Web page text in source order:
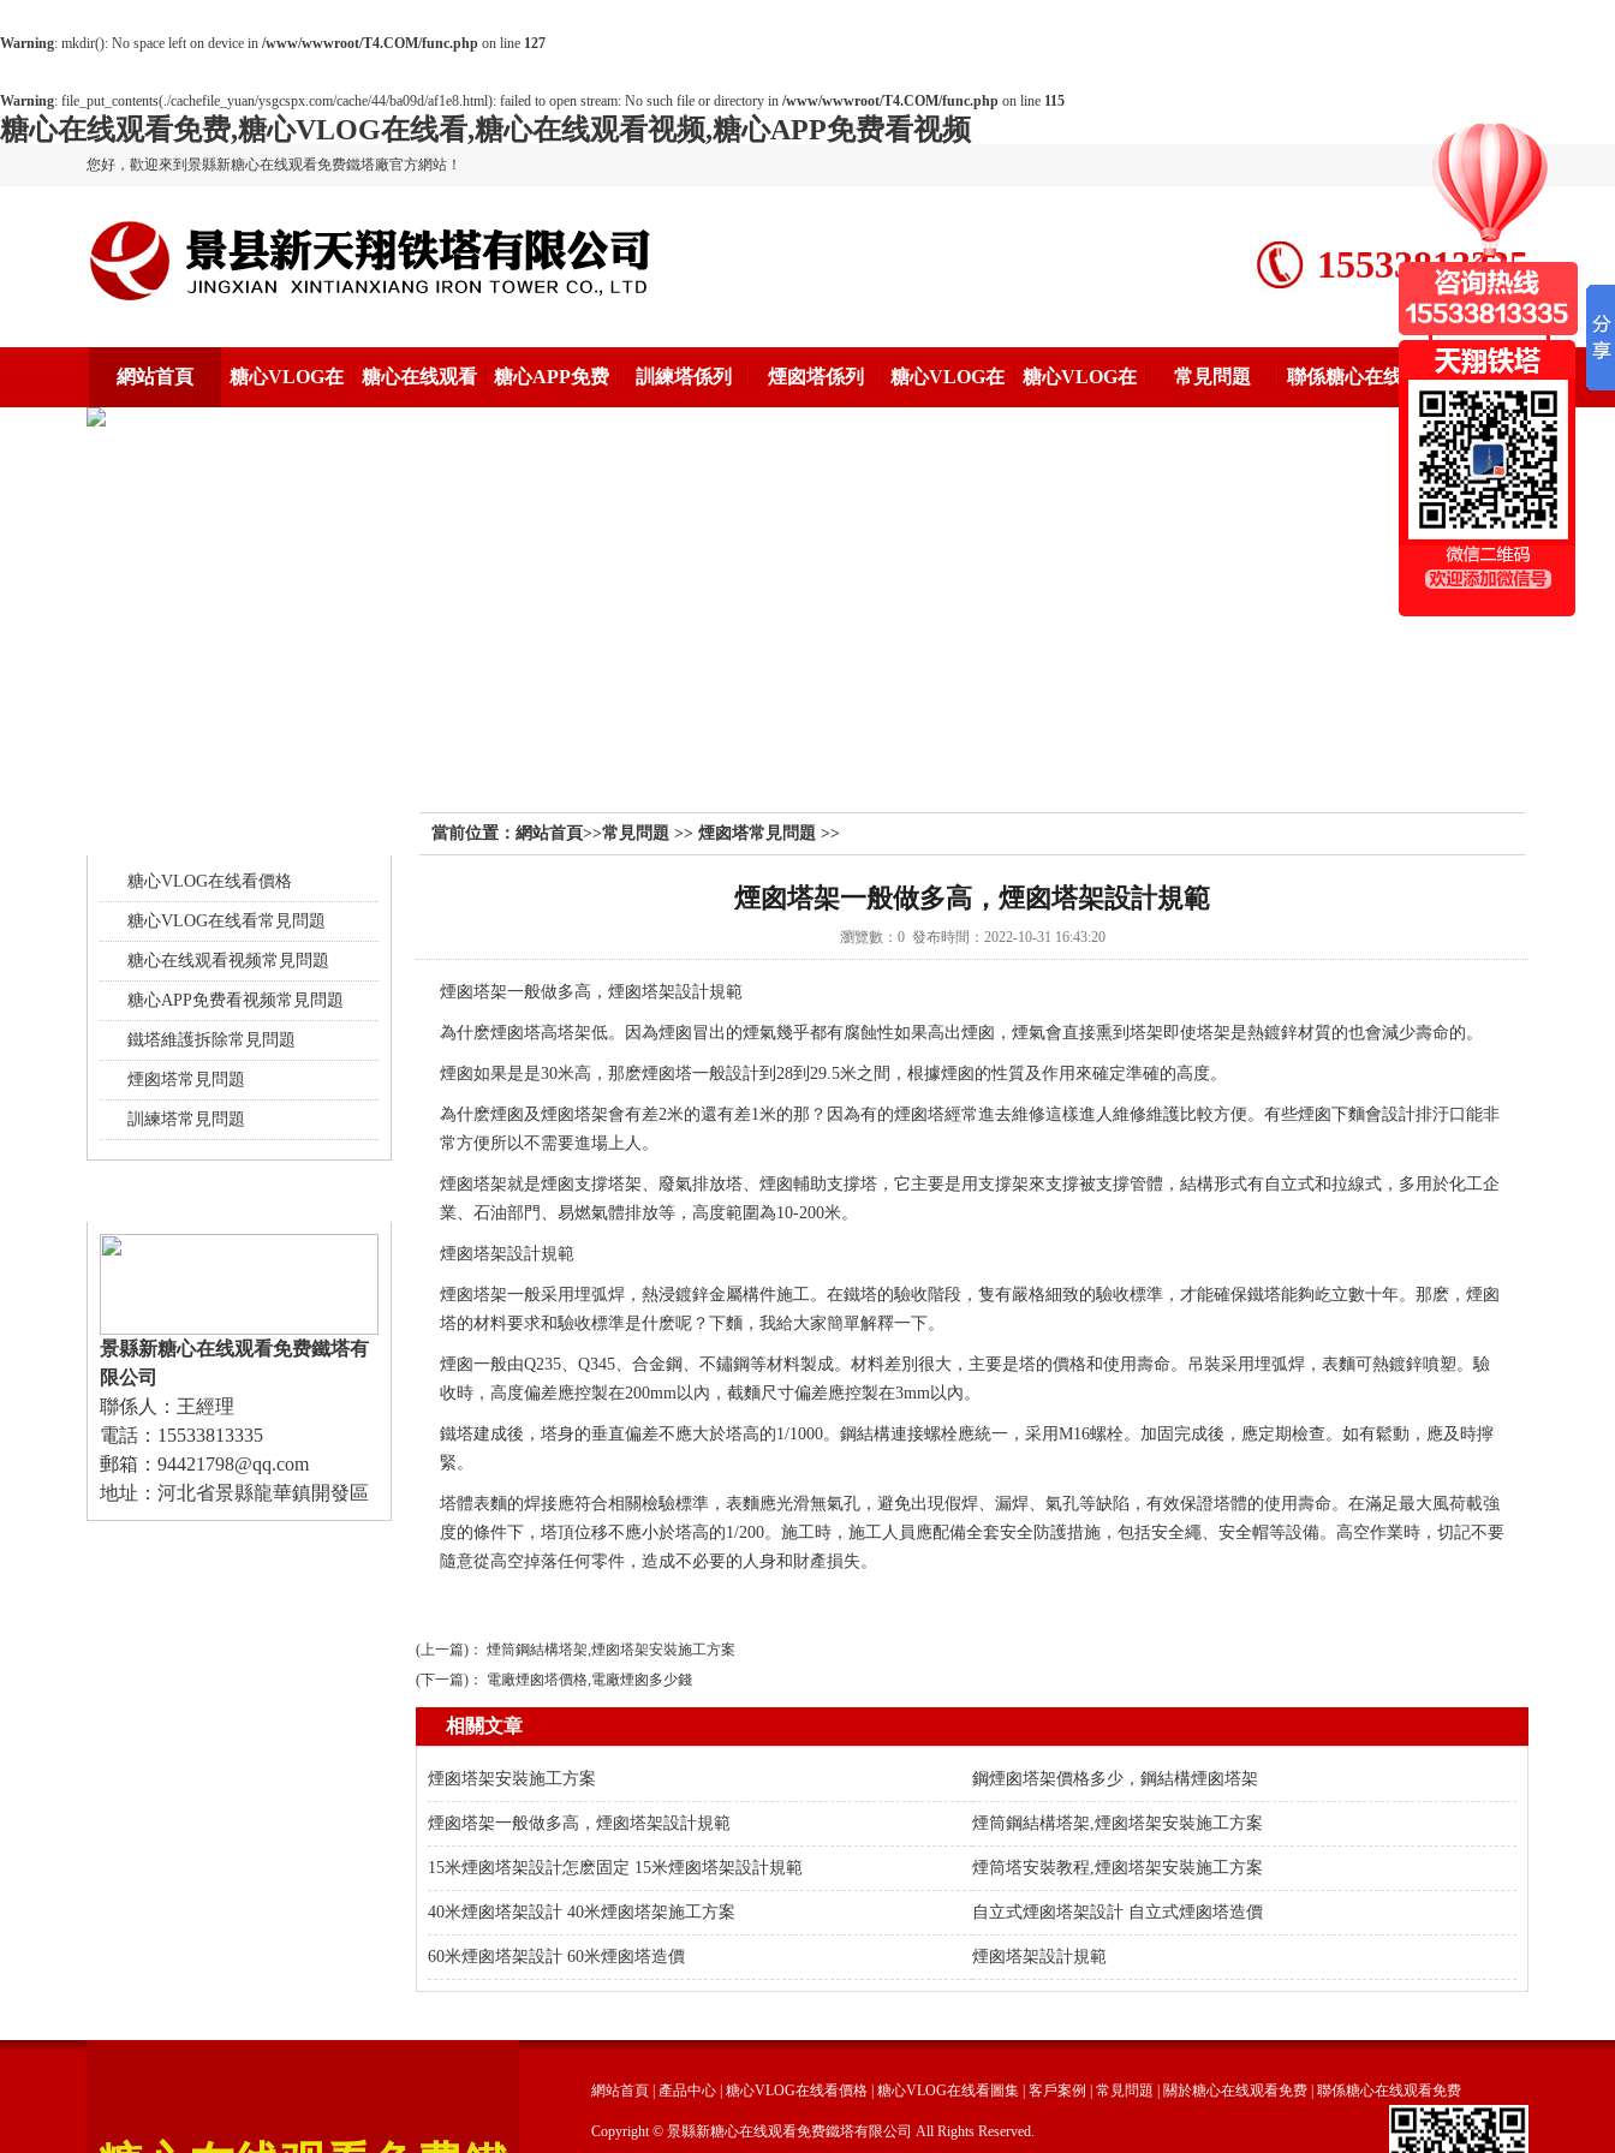
Warning: mkdir(): No space left on device in /www/wwwroot/T4.COM/func.php on line 127
Warning: file_put_contents(./cachefile_yuan/ysgcspx.com/cache/44/ba09d/af1e8.html): failed to open stream: No such file or directory in /www/wwwroot/T4.COM/func.php on line 115
糖心在线观看免费,糖心VLOG在线看,糖心在线观看视频,糖心APP免费看视频
您好，歡迎來到景縣新糖心在线观看免费鐵塔廠官方網站！ 網站地圖
15533813335
網站首頁 糖心VLOG在 糖心在线观看 糖心APP免费 訓練塔係列 煙囪塔係列 糖心VLOG在 糖心VLOG在 常見問題 聯係糖心在线
糖心VLOG在线看價格
糖心VLOG在线看常見問題
糖心在线观看视频常見問題
糖心APP免费看视频常見問題
鐵塔維護拆除常見問題
煙囪塔常見問題
訓練塔常見問題
景縣新糖心在线观看免费鐵塔有
限公司
聯係人：王經理
電話：15533813335
郵箱：94421798@qq.com
地址：河北省景縣龍華鎮開發區
當前位置： 網站首頁>>常見問題 >> 煙囪塔常見問題 >>
煙囪塔架一般做多高，煙囪塔架設計規範
瀏覽數： 0發布時間：2022-10-31 16:43:20
煙囪塔架一般做多高， 煙囪塔架設計規範
為什麽煙囪塔高塔架低。因為煙囪冒出的煙氣幾乎都有腐蝕性如果高出煙囪，煙氣會直接熏到塔架即使塔架是熱鍍鋅材質的也會減少壽命的。
煙囪如果是是30米高，那麽煙囪塔一般設計到28到29.5米之間，根據煙囪的性質及作用來確定準確的高度。
為什麽煙囪及煙囪塔架會有差2米的還有差1米的那？因為有的煙囪塔經常進去維修這樣進人維修維護比較方便。有些煙囪下麵會設計排汙口能非
常方便所以不需要進場上人。
煙囪塔架就是煙囪支撐塔架、廢氣排放塔、煙囪輔助支撐塔，它主要是用支撐架來支撐被支撐管體，結構形式有自立式和拉線式，多用於化工企
業、石油部門、易燃氣體排放等，高度範圍為10-200米。
煙囪塔架設計規範
煙囪塔架一般采用埋弧焊，熱浸鍍鋅金屬構件施工。在鐵塔的驗收階段，隻有嚴格細致的驗收標準，才能確保鐵塔能夠屹立數十年。那麽，煙囪
塔的材料要求和驗收標準是什麽呢？下麵，我給大家簡單解釋一下。
煙囪一般由Q235、Q345、合金鋼、不鏽鋼等材料製成。材料差別很大，主要是塔的價格和使用壽命。吊裝采用埋弧焊，表麵可熱鍍鋅噴塑。驗
收時，高度偏差應控製在200mm以內，截麵尺寸偏差應控製在3mm以內。
鐵塔建成後，塔身的垂直偏差不應大於塔高的1/1000。鋼結構連接螺栓應統一，采用M16螺栓。加固完成後，應定期檢查。如有鬆動，應及時擰
緊。
塔體表麵的焊接應符合相關檢驗標準，表麵應光滑無氣孔，避免出現假焊、漏焊、氣孔等缺陷，有效保證塔體的使用壽命。在滿足最大風荷載強
度的條件下，塔頂位移不應小於塔高的1/200。施工時，施工人員應配備全套安全防護措施，包括安全繩、安全帽等設備。高空作業時，切記不要
隨意從高空掉落任何零件，造成不必要的人身和財產損失。
(上一篇)： 煙筒鋼結構塔架,煙囪塔架安裝施工方案
(下一篇)： 電廠煙囪塔價格,電廠煙囪多少錢
相關文章
煙囪塔架安裝施工方案 鋼煙囪塔架價格多少，鋼結構煙囪塔架
煙囪塔架一般做多高，煙囪塔架設計規範 煙筒鋼結構塔架,煙囪塔架安裝施工方案
15米煙囪塔架設計怎麽固定 15米煙囪塔架設計規範 煙筒塔安裝教程,煙囪塔架安裝施工方案
40米煙囪塔架設計 40米煙囪塔架施工方案 自立式煙囪塔架設計 自立式煙囪塔造價
60米煙囪塔架設計 60米煙囪塔造價 煙囪塔架設計規範
網站首頁 產品中心 糖心VLOG在线看價格 糖心VLOG在线看圖集 客戶案例 常見問題 關於糖心在线观看免费 聯係糖心在线观看免费
Copyright © 景縣新糖心在线观看免费鐵塔有限公司 All Rights Reserved.